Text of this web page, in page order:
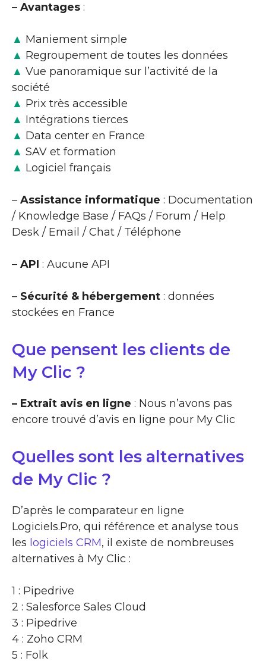
– Avantages :
▲ Maniement simple
▲ Regroupement de toutes les données
▲ Vue panoramique sur l’activité de la
société
▲ Prix très accessible
▲ Intégrations tierces
▲ Data center en France
▲ SAV et formation
▲ Logiciel français
– Assistance informatique : Documentation
/ Knowledge Base / FAQs / Forum / Help
Desk / Email / Chat / Téléphone
– API : Aucune API
– Sécurité & hébergement : données
stockées en France
Que pensent les clients de
My Clic ?
– Extrait avis en ligne : Nous n’avons pas
encore trouvé d’avis en ligne pour My Clic
Quelles sont les alternatives
de My Clic ?
D’après le comparateur en ligne
Logiciels.Pro, qui référence et analyse tous
les logiciels CRM, il existe de nombreuses
alternatives à My Clic :
1 : Pipedrive
2 : Salesforce Sales Cloud
3 : Pipedrive
4 : Zoho CRM
5 : Folk